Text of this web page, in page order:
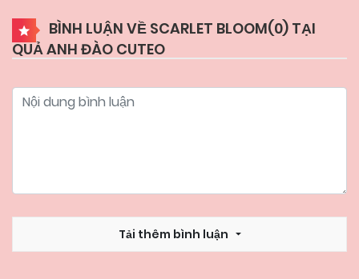
BÌNH LUẬN VỀ SCARLET BLOOM(0) TẠI
QUẢ ANH ĐÀO CUTEO
Tải thêm bình luận